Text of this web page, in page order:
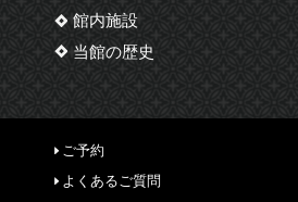
館内施設
当館の歴史
ご予約
よくあるご質問